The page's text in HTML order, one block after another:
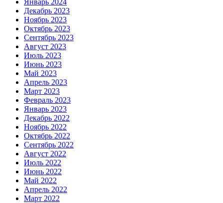
Декабрь 2023
Ноябрь 2023
Октябрь 2023
Сентябрь 2023
Август 2023
Июль 2023
Июнь 2023
Май 2023
Апрель 2023
Март 2023
Февраль 2023
Январь 2023
Декабрь 2022
Ноябрь 2022
Октябрь 2022
Сентябрь 2022
Август 2022
Июль 2022
Июнь 2022
Май 2022
Апрель 2022
Март 2022